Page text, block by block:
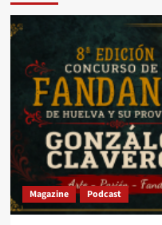
Magazine Podcast